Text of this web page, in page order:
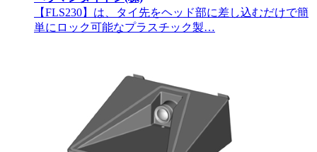
【FLS230】は、タイ先をヘッド部に差し込むだけで簡
単にロック可能なプラスチック製…